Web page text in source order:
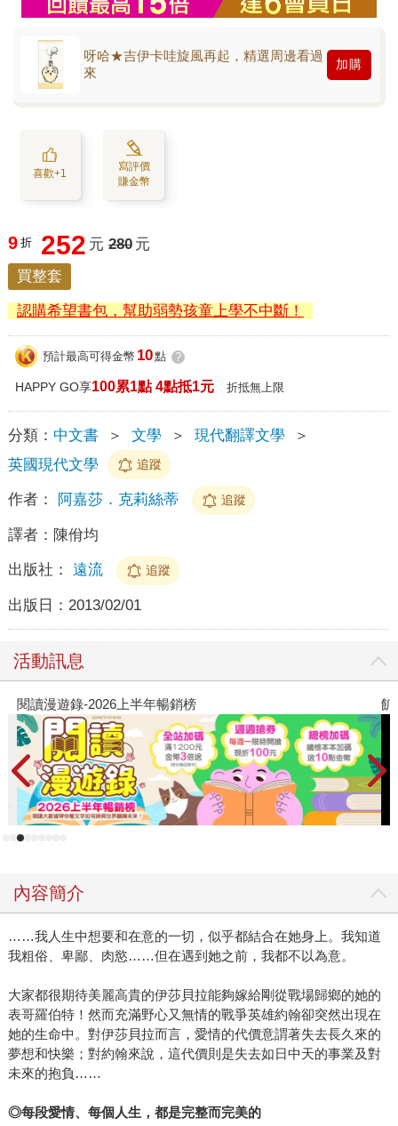
呀哈★吉伊卡哇旋風再起，精選周邊看過
來
加購
喜歡+1
寫評價
賺金幣
9 折 252 元 280 元
買整套
認購希望書包，幫助弱勢孩童上學不中斷！
預計最高可得金幣 10點 ?
HAPPY GO享100累1點 4點抵1元 折抵無上限
分類： 中文書 ＞ 文學 ＞ 現代翻譯文學
＞
英國現代文學
追蹤
作者： 阿嘉莎．克莉絲蒂 追蹤
譯者： 陳佾均
出版社： 遠流 追蹤
出版日： 2013/02/01
活動訊息
閱讀漫遊錄-2026上半年暢銷榜 飢
內容簡介
……我人生中想要和在意的一切，似乎都結合在她身上。我知道
我粗俗、卑鄙、肉慾……但在遇到她之前，我都不以為意。
大家都很期待美麗高貴的伊莎貝拉能夠嫁給剛從戰場歸鄉的她的
表哥羅伯特！然而充滿野心又無情的戰爭英雄約翰卻突然出現在
她的生命中。對伊莎貝拉而言，愛情的代價意謂著失去長久來的
夢想和快樂；對約翰來說，這代價則是失去如日中天的事業及對
未來的抱負……
◎每段愛情、每個人生，都是完整而完美的